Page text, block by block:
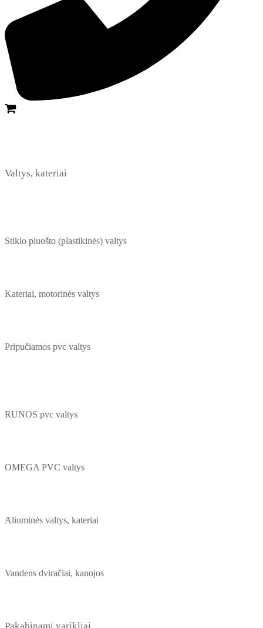
Valtys, kateriai
Stiklo pluošto (plastikinės) valtys
Kateriai, motorinės valtys
Pripučiamos pvc valtys
RUNOS pvc valtys
OMEGA PVC valtys
Aliuminės valtys, kateriai
Vandens dviračiai, kanojos